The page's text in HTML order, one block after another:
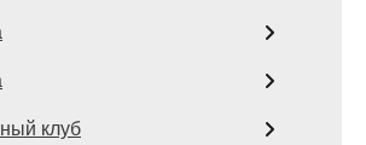
клуб